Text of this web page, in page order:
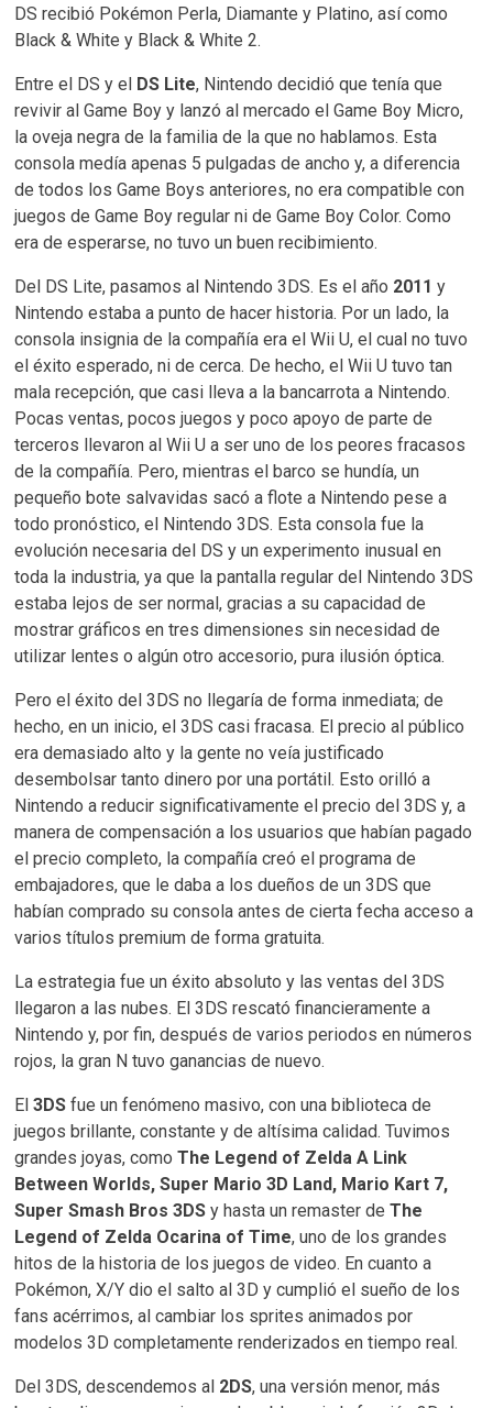
DS recibió Pokémon Perla, Diamante y Platino, así como
Black & White y Black & White 2.
Entre el DS y el DS Lite, Nintendo decidió que tenía que
revivir al Game Boy y lanzó al mercado el Game Boy Micro,
la oveja negra de la familia de la que no hablamos. Esta
consola medía apenas 5 pulgadas de ancho y, a diferencia
de todos los Game Boys anteriores, no era compatible con
juegos de Game Boy regular ni de Game Boy Color. Como
era de esperarse, no tuvo un buen recibimiento.
Del DS Lite, pasamos al Nintendo 3DS. Es el año 2011y
Nintendo estaba a punto de hacer historia. Por un lado, la
consola insignia de la compañía era el Wii U, el cual no tuvo
el éxito esperado, ni de cerca. De hecho, el Wii U tuvo tan
mala recepción, que casi lleva a la bancarrota a Nintendo.
Pocas ventas, pocos juegos y poco apoyo de parte de
terceros llevaron al Wii U a ser uno de los peores fracasos
de la compañía. Pero, mientras el barco se hundía, un
pequeño bote salvavidas sacó a flote a Nintendo pese a
todo pronóstico, el Nintendo 3DS. Esta consola fue la
evolución necesaria del DS y un experimento inusual en
toda la industria, ya que la pantalla regular del Nintendo 3DS
estaba lejos de ser normal, gracias a su capacidad de
mostrar gráficos en tres dimensiones sin necesidad de
utilizar lentes o algún otro accesorio, pura ilusión óptica.
Pero el éxito del 3DS no llegaría de forma inmediata; de
hecho, en un inicio, el 3DS casi fracasa. El precio al público
era demasiado alto y la gente no veía justificado
desembolsar tanto dinero por una portátil. Esto orilló a
Nintendo a reducir significativamente el precio del 3DS y, a
manera de compensación a los usuarios que habían pagado
el precio completo, la compañía creó el programa de
embajadores, que le daba a los dueños de un 3DS que
habían comprado su consola antes de cierta fecha acceso a
varios títulos premium de forma gratuita.
La estrategia fue un éxito absoluto y las ventas del 3DS
llegaron a las nubes. El 3DS rescató financieramente a
Nintendo y, por fin, después de varios periodos en números
rojos, la gran N tuvo ganancias de nuevo.
El3DSfue un fenómeno masivo, con una biblioteca de
juegos brillante, constante y de altísima calidad. Tuvimos
grandes joyas, comoThe Legend of Zelda A Link
Between Worlds, Super Mario 3D Land, Mario Kart 7,
Super Smash Bros 3DS y hasta un remaster deThe
Legend of Zelda Ocarina of Time, uno de los grandes
hitos de la historia de los juegos de video. En cuanto a
Pokémon, X/Y dio el salto al 3D y cumplió el sueño de los
fans acérrimos, al cambiar los sprites animados por
modelos 3D completamente renderizados en tiempo real.
Del 3DS, descendemos al 2DS, una versión menor, más